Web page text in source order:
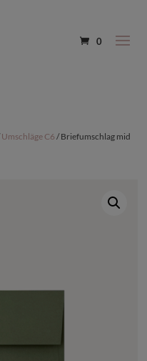
0
Umschläge C6 / Briefumschlag mid